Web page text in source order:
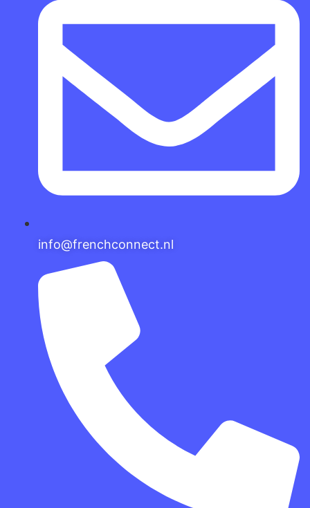
info@frenchconnect.nl